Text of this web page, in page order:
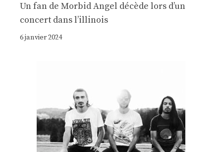
Un fan de Morbid Angel décède lors d’un
concert dans l’illinois
6 janvier 2024